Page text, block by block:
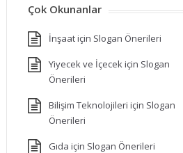
Çok Okunanlar
İnşaat için Slogan Önerileri
Yiyecek ve İçecek için Slogan
Önerileri
Bilişim Teknolojileri için Slogan
Önerileri
Gıda için Slogan Önerileri